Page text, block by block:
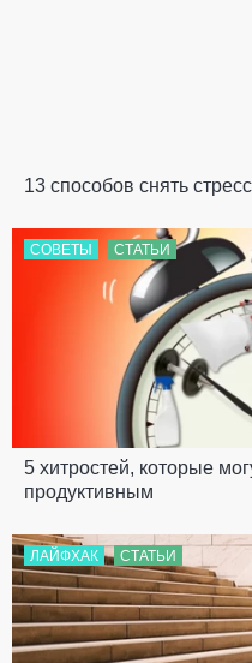
13 способов снять
СОВЕТЫ СТАТЬИ
5 хитростей, которые
продуктивным
ЛАЙФХАК СТАТЬИ